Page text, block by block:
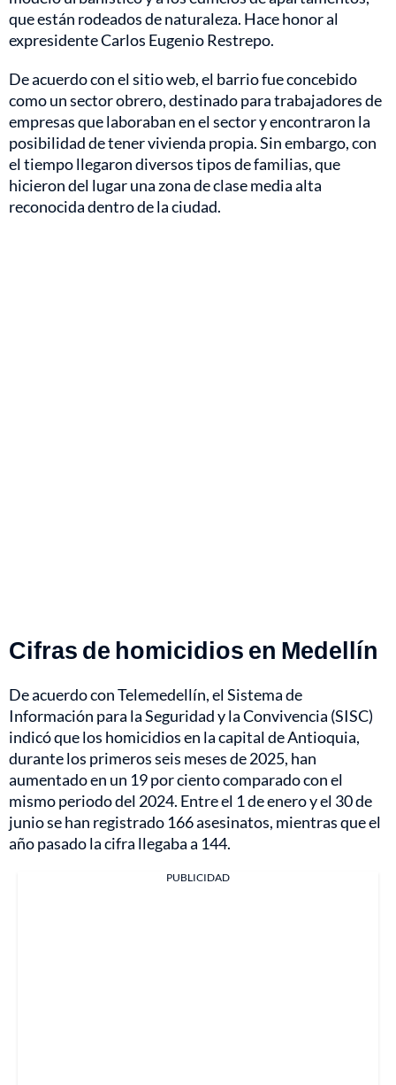
que están rodeados de naturaleza. Hace honor al
expresidente Carlos Eugenio Restrepo.
De acuerdo con el sitio web, el barrio fue concebido
como un sector obrero, destinado para trabajadores de
empresas que laboraban en el sector y encontraron la
posibilidad de tener vivienda propia. Sin embargo, con
el tiempo llegaron diversos tipos de familias, que
hicieron del lugar una zona de clase media alta
reconocida dentro de la ciudad.
Cifras de homicidios en Medellín
De acuerdo con Telemedellín, el Sistema de
Información para la Seguridad y la Convivencia (SISC)
indicó que los homicidios en la capital de Antioquia,
durante los primeros seis meses de 2025, han
aumentado en un 19 por ciento comparado con el
mismo periodo del 2024. Entre el 1 de enero y el 30 de
junio se han registrado 166 asesinatos, mientras que el
año pasado la cifra llegaba a 144.
PUBLICIDAD